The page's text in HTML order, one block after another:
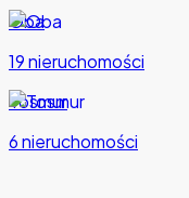
Oba
19 nieruchomości
Tosmur
6 nieruchomości